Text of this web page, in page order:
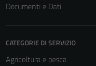
Documenti e Dati
CATEGORIE DI SERVIZIO
Agricoltura e pesca